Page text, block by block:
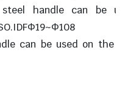
handle can be
can be used on the